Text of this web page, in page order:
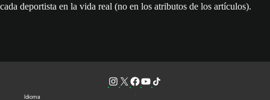
cada deportista en la vida real (no en los atributos de los artículos).
Idioma